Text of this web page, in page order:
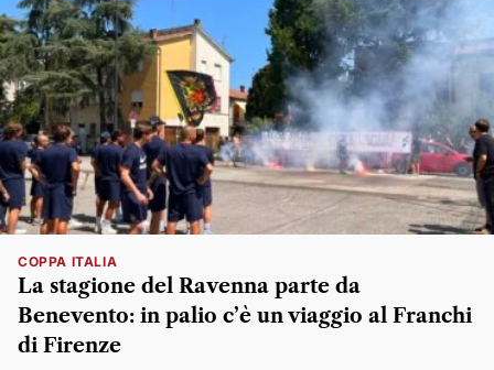
COPPA ITALIA
La stagione del Ravenna parte da
Benevento: in palio c’è un viaggio al Franchi
di Firenze